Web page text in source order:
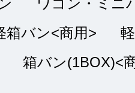
仕事の関係で急に
ワゴン・ミニ
箱バン<商用>
箱バン(1BOX)<